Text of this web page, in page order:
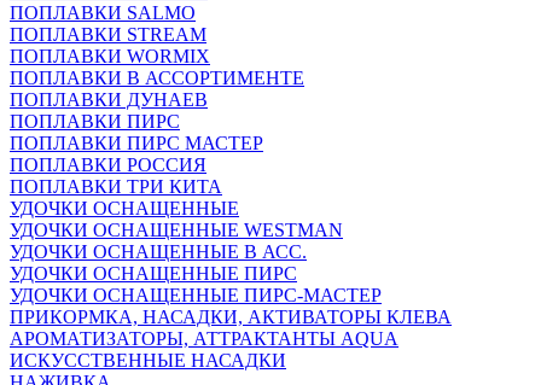
ПОПЛАВКИ SALMO
ПОПЛАВКИ STREAM
ПОПЛАВКИ WORMIX
ПОПЛАВКИ В АССОРТИМЕНТЕ
ПОПЛАВКИ ДУНАЕВ
ПОПЛАВКИ ПИРС
ПОПЛАВКИ ПИРС МАСТЕР
ПОПЛАВКИ РОССИЯ
ПОПЛАВКИ ТРИ КИТА
УДОЧКИ ОСНАЩЕННЫЕ
УДОЧКИ ОСНАЩЕННЫЕ WESTMAN
УДОЧКИ ОСНАЩЕННЫЕ В АСС.
УДОЧКИ ОСНАЩЕННЫЕ ПИРС
УДОЧКИ ОСНАЩЕННЫЕ ПИРС-МАСТЕР
ПРИКОРМКА, НАСАДКИ, АКТИВАТОРЫ КЛЕВА
АРОМАТИЗАТОРЫ, АТТРАКТАНТЫ AQUA
ИСКУССТВЕННЫЕ НАСАДКИ